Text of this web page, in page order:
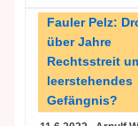
Fauler Pelz:
über Jahre
Rechtsstreit
leerstehendes
Gefängnis?